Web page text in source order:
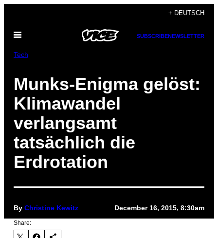
content
+ DEUTSCH
Open
SUBSCRIBENEWSLETTER
Tech
Munks-Enigma gelöst:
Klimawandel
verlangsamt
tatsächlich die
Erdrotation
By Christine Kewitz December 16, 2015, 8:30am
Share: